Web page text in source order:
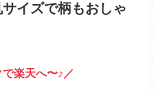
イズで柄もおしゃ
楽天へ〜♪／